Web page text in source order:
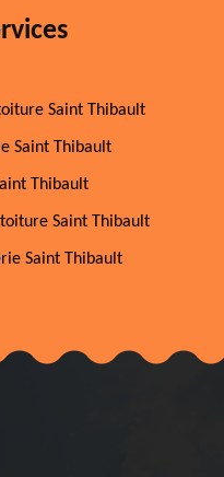
Saint Thibault
Saint Thibault
Thibault
Saint Thibault
Saint Thibault